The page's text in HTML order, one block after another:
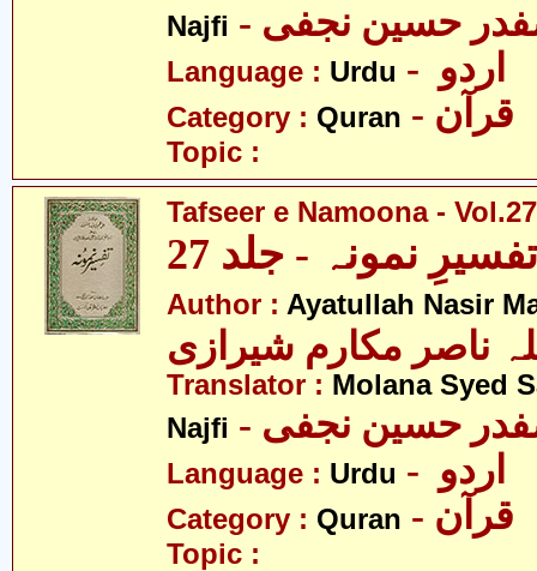
Najfi
صفدر حسین نجفی
Language : Urdu
Category : Quran - قرآن
Topic :
Tafseer e Namoona - Vol.27
تفسیرِ نمونہ - جلد 27
Author : Ayatullah Nasir
ناصر مکارم شیرازی
Translator : Molana Syed
Najfi
صفدر حسین نجفی
Language : Urdu
Category : Quran - قرآن
Topic :